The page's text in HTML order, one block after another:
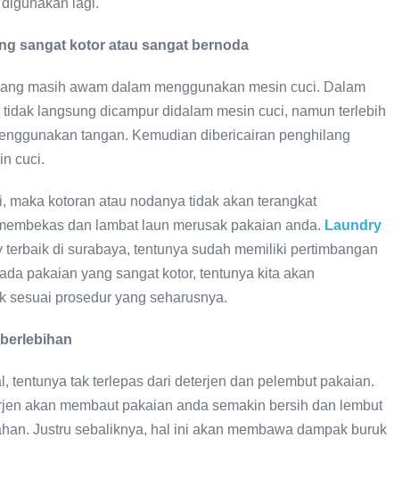
lagi.
sangat kotor atau sangat bernoda
masih awam dalam menggunakan mesin cuci. Dalam
langsung dicampur didalam mesin cuci, namun terlebih
tangan. Kemudian dibericairan penghilang
cuci.
kotoran atau nodanya tidak akan terangkat
dan lambat laun merusak pakaian anda. Laundry
di surabaya, tentunya sudah memiliki pertimbangan
pakaian yang sangat kotor, tentunya kita akan
sesuai prosedur yang seharusnya.
tentunya tak terlepas dari deterjen dan pelembut pakaian.
akan membaut pakaian anda semakin bersih dan lembut
Justru sebaliknya, hal ini akan membawa dampak buruk